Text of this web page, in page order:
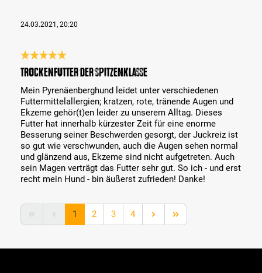
24.03.2021, 20:20
Bewertung mit 5 von 5 Sternen
Trockenfutter der Spitzenklasse
Mein Pyrenäenberghund leidet unter verschiedenen
Futtermittelallergien; kratzen, rote, tränende Augen und
Ekzeme gehör(t)en leider zu unserem Alltag. Dieses
Futter hat innerhalb kürzester Zeit für eine enorme
Besserung seiner Beschwerden gesorgt, der Juckreiz ist
so gut wie verschwunden, auch die Augen sehen normal
und glänzend aus, Ekzeme sind nicht aufgetreten. Auch
sein Magen verträgt das Futter sehr gut. So ich - und erst
recht mein Hund - bin äußerst zufrieden! Danke!
Seite
1 Seite
2 Seite
3 Seite
4